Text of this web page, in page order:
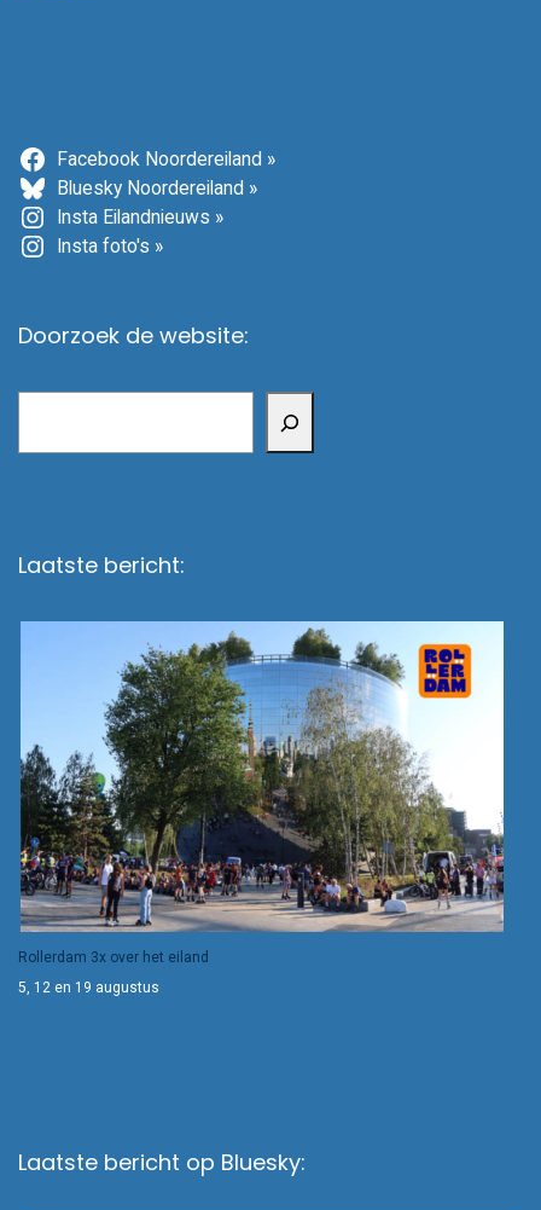
Facebook Noordereiland »
Bluesky Noordereiland »
Insta Eilandnieuws »
Insta foto's »
Doorzoek de website:
Laatste bericht:
Rollerdam 3x over het eiland
5, 12 en 19 augustus
Laatste bericht op Bluesky: